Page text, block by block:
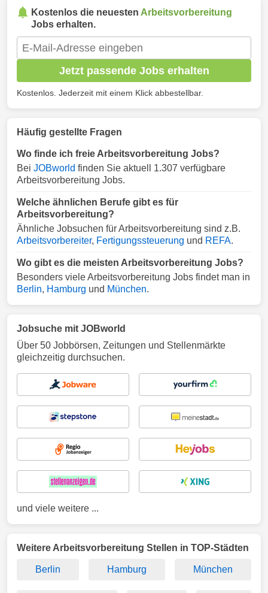
Kostenlos die neuesten Arbeitsvorbereitung
Jobs erhalten.
Jetzt passende Jobs erhalten
Kostenlos. Jederzeit mit einem Klick abbestellbar.
Häufig gestellte Fragen
Wo finde ich freie Arbeitsvorbereitung Jobs?
Bei JOBworld finden Sie aktuell 1.307 verfügbare
Arbeitsvorbereitung Jobs.
Welche ähnlichen Berufe gibt es für
Arbeitsvorbereitung?
Ähnliche Jobsuchen für Arbeitsvorbereitung sind z.B.
Arbeitsvorbereiter, Fertigungssteuerung und REFA.
Wo gibt es die meisten Arbeitsvorbereitung Jobs?
Besonders viele Arbeitsvorbereitung Jobs findet man in
Berlin, Hamburg und München.
Jobsuche mit JOBworld
Über 50 Jobbörsen, Zeitungen und Stellenmärkte
gleichzeitig durchsuchen.
und viele weitere ...
Weitere Arbeitsvorbereitung Stellen in TOP-Städten
Berlin Hamburg München